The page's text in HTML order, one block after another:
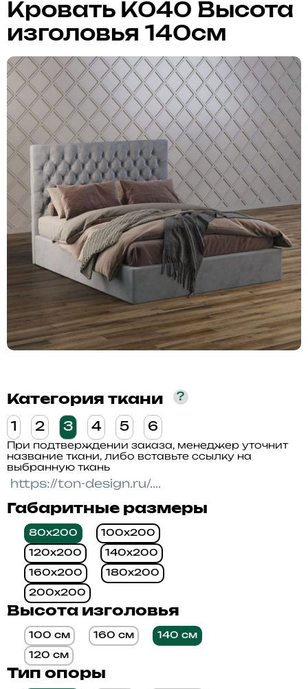
Кровать K040 Высота
изголовья 140см
Категория ткани ?
1 2 3 4 5 6
При подтверждении заказа, менеджер уточнит
название ткани, либо вставьте ссылку на
выбранную ткань
Габаритные размеры
80x200 100x200
120x200 140x200
160x200 180x200
200x200
Высота изголовья
100 см 160 см 140 см
120 см
Тип опоры